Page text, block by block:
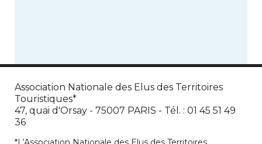
Association Nationale des Elus des Territoires
Touristiques*
47, quai d'Orsay - 75007 PARIS - Tél. : 01 45 51 49
36